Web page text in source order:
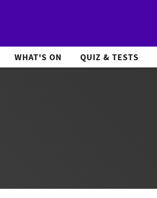
WHAT'S ON QUIZ & TESTS